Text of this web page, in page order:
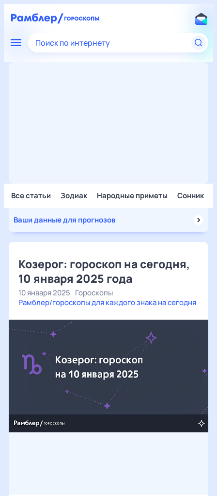
Поиск по интернету
Все статьи Зодиак Народные приметы Сонник
Ваши данные для прогнозов
Козерог: гороскоп на сегодня,
10 января 2025 года
10 января 2025 Гороскопы
Рамблер/гороскопы для каждого знака на сегодня